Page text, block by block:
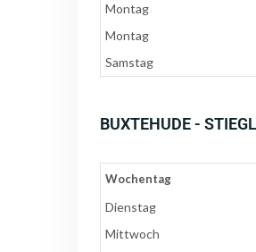
Montag
Montag
Samstag
BUXTEHUDE -
Wochentag
Dienstag
Mittwoch